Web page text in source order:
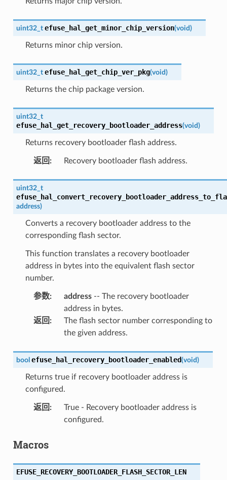
uint32_t efuse_hal_get_minor_chip_version(void)
Returns minor chip version.
uint32_t efuse_hal_get_chip_ver_pkg(void)
Returns the chip package version.
uint32_t
efuse_hal_get_recovery_bootloader_address(void)
Returns recovery bootloader flash address.
返回 : Recovery bootloader flash address.
uint32_t
address)
Converts a recovery bootloader address to the
corresponding flash sector.
This function translates a recovery bootloader
address in bytes into the equivalent flash sector
number.
参数: address-- The recovery bootloader
address in bytes.
返回 :
The flash sector number corresponding to
the given address.
bool efuse_hal_recovery_bootloader_enabled(void)
Returns true if recovery bootloader address is
configured.
返回 :
True - Recovery bootloader address is
configured.
Macros
EFUSE_RECOVERY_BOOTLOADER_FLASH_SECTOR_LEN